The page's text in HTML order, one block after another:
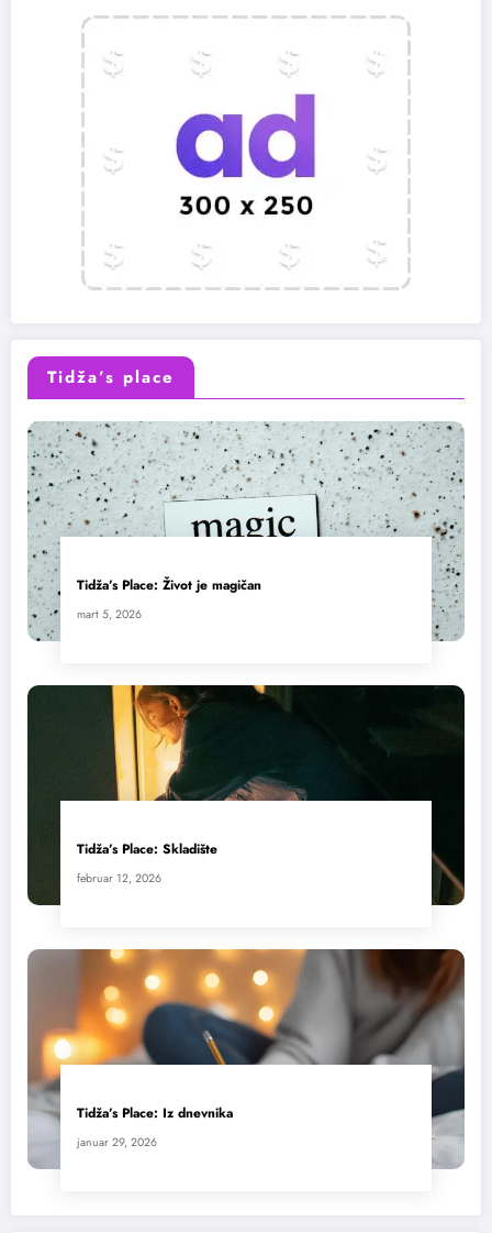
Tidža’s place
Tidža’s Place: Život je magičan
mart 5, 2026
Tidža’s Place: Skladište
februar 12, 2026
Tidža’s Place: Iz dnevnika
januar 29, 2026